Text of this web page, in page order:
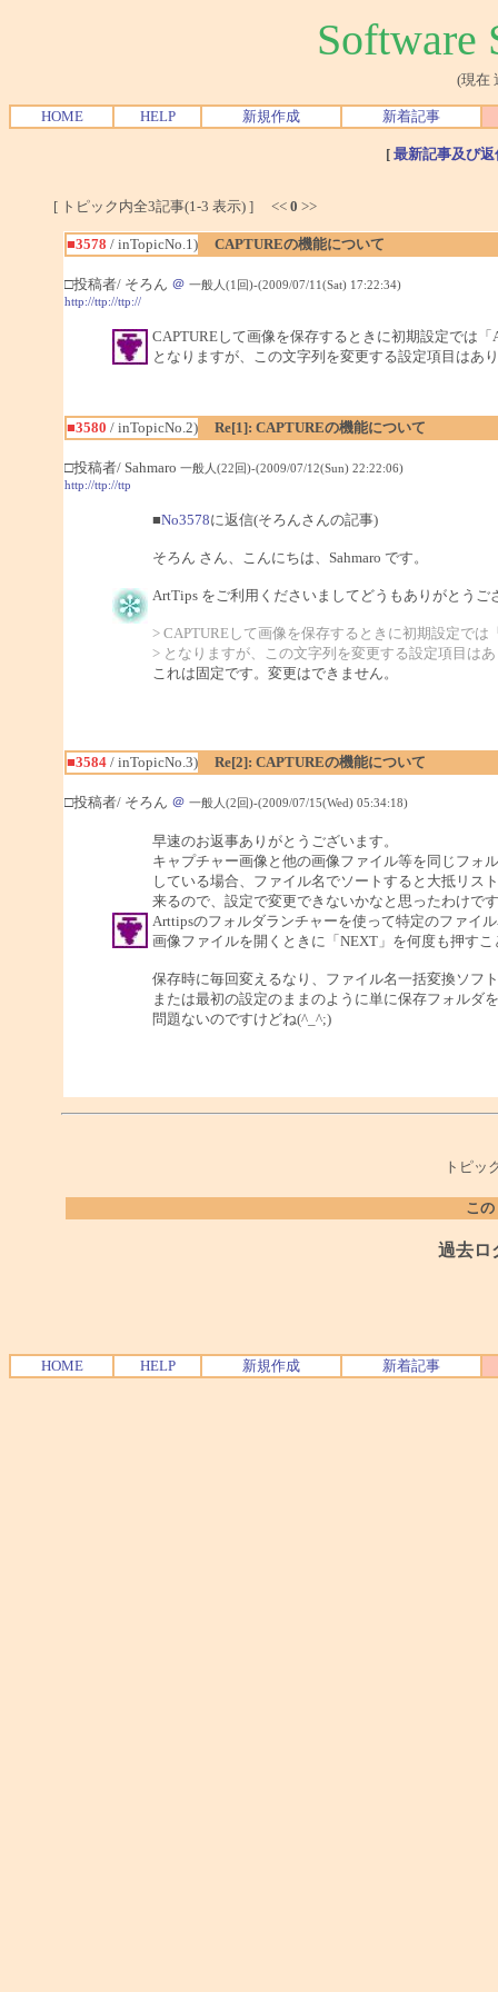
Software
(現在
HOME HELP 新規作成 新着記事
[ 最新記事及び
[ トピック内全3記事(1-3 表示) ] << 0 >>
■3578 / inTopicNo.1) CAPTUREの機能について
□投稿者/ そろん ＠ 一般人(1回)-(2009/07/11(Sat) 17:22:34)
http://ttp://ttp://
CAPTUREして画像を保存するときに初期設定では
となりますが、この文字列を変更する設定項目はあ
■3580 / inTopicNo.2) Re[1]: CAPTUREの機能について
□投稿者/ Sahmaro 一般人(22回)-(2009/07/12(Sun) 22:22:06)
http://ttp://ttp
■No3578に返信(そろんさんの記事)
そろん さん、こんにちは、Sahmaro です。
ArtTips をご利用くださいましてどうもありがとうご
> CAPTUREして画像を保存するときに初期設定で
> となりますが、この文字列を変更する設定項目は
これは固定です。変更はできません。
■3584/ inTopicNo.3) Re[2]: CAPTUREの機能について
□投稿者/ そろん ＠ 一般人(2回)-(2009/07/15(Wed) 05:34:18)
早速のお返事ありがとうございます。
キャプチャー画像と他の画像ファイル等を同じフォ
している場合、ファイル名でソートすると大抵リス
来るので、設定で変更できないかなと思ったわけで
Arttipsのフォルダランチャーを使って特定のファイ
画像ファイルを開くときに「NEXT」を何度も押すこ
保存時に毎回変えるなり、ファイル名一括変換ソフ
または最初の設定のままのように単に保存フォルダ
問題ないのですけどね(^_^;)
トピッ
こ
過去ロ
HOME HELP 新規作成 新着記事